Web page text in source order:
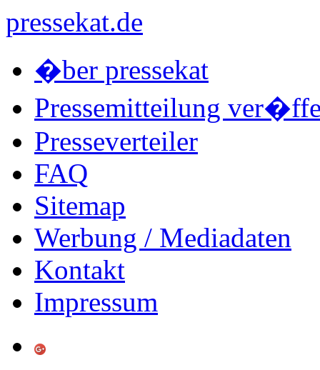
pressekat.de
�ber pressekat
Pressemitteilung
Presseverteiler
FAQ
Sitemap
Werbung / Mediadaten
Kontakt
Impressum